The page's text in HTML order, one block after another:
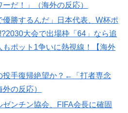
だ！」（海外の反応）
勝するんだ」日本代表、W杯ポ
大会で出場枠「64」なら追
もポット1争いに熱視線！【海外
投手復帰絶望か？←「打者専念
の反応）
ゼンチン協会、FIFA会長に確固